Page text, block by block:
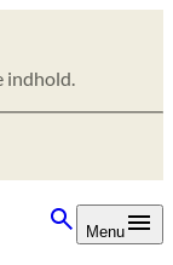
Menu